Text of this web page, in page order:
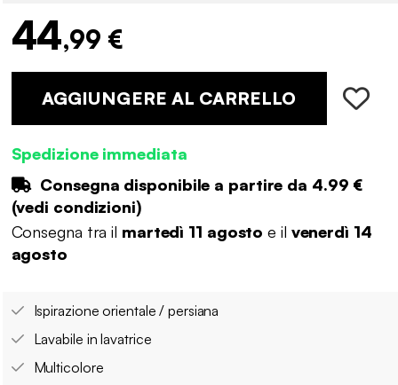
44,99 €
AGGIUNGERE AL CARRELLO
Spedizione immediata
Consegna disponibile a partire da 4.99 €
(vedi condizioni)
Consegna tra il martedì 11 agosto e il venerdì 14
agosto
Ispirazione orientale / persiana
Lavabile in lavatrice
Multicolore